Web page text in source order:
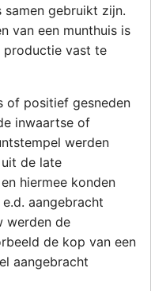
gebruikt zijn.
van een munthuis is
productie vast te
of positief gesneden
inwaartse of
werden
de late
hiermee konden
aangebracht
werden de
de kop van een
aangebracht